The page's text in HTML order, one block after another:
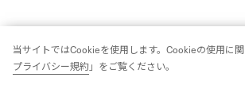
当サイトではCookieを使用します。Cookieの使用に
プライバシー規約 」をご覧ください。